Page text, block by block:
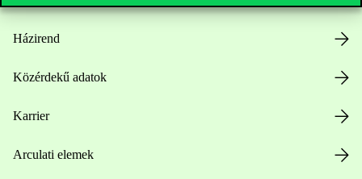
Házirend
Közérdekű adatok
Karrier
Arculati elemek